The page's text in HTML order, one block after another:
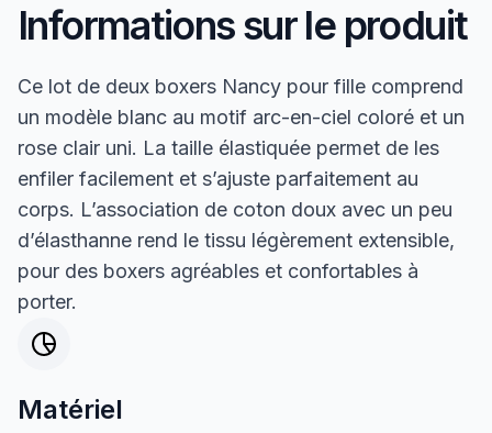
Informations sur le produit
Ce lot de deux boxers Nancy pour fille comprend
un modèle blanc au motif arc-en-ciel coloré et un
rose clair uni. La taille élastiquée permet de les
enfiler facilement et s’ajuste parfaitement au
corps. L’association de coton doux avec un peu
d’élasthanne rend le tissu légèrement extensible,
pour des boxers agréables et confortables à
porter.
Matériel